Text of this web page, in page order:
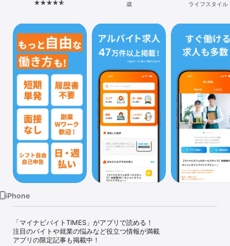
iPhone
iPad
Mac
Vision
Watch
TV
歳 ライフスタイル
iPhone
「マイナビバイトTIMES」がアプリで読める！
注目のバイトや就業の悩みなど役立つ情報が満載
アプリの限定記事も掲載中！